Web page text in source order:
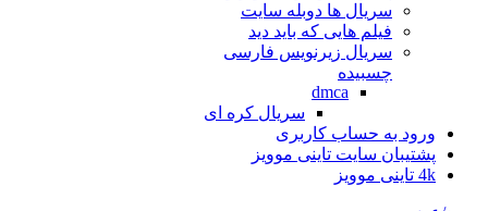
سریال ها دوبله سایت
فیلم هایی که باید دید
سریال زیرنویس فارسی
چسبیده
dmca
سریال کره ای
ورود به حساب کاربری
پشتیبان سایت تاینی موویز
4k تاینی موویز